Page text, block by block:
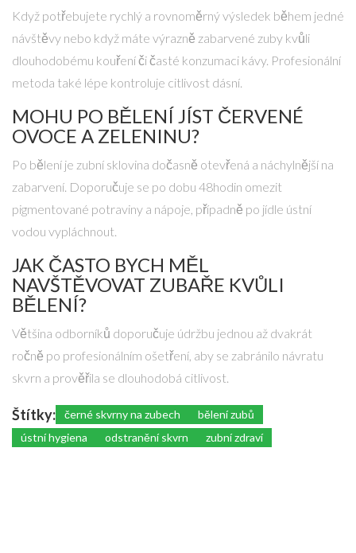
Když potřebujete rychlý a rovnoměrný výsledek během jedné
návštěvy nebo když máte výrazně zabarvené zuby kvůli
dlouhodobému kouření či časté konzumaci kávy. Profesionální
metoda také lépe kontroluje citlivost dásní.
MOHU PO BĚLENÍ JÍST ČERVENÉ
OVOCE A ZELENINU?
Po bělení je zubní sklovina dočasně otevřená a náchylnější na
zabarvení. Doporučuje se po dobu 48hodin omezit
pigmentované potraviny a nápoje, případně po jídle ústní
vodou vypláchnout.
JAK ČASTO BYCH MĚL
NAVŠTĚVOVAT ZUBAŘE KVŮLI
BĚLENÍ?
Většina odborníků doporučuje údržbu jednou až dvakrát
ročně po profesionálním ošetření, aby se zabránilo návratu
skvrn a prověřila se dlouhodobá citlivost.
Štítky: černé skvrny na zubech
bělení zubů
ústní hygiena
odstranění skvrn zubní zdraví